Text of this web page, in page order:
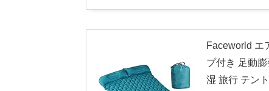
Faceworld エ
プ付き 足動
湿 旅行 テン